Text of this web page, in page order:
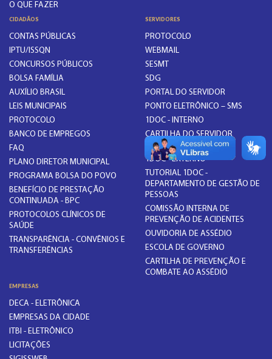
O QUE FAZER
CIDADÃOS
CONTAS PÚBLICAS
IPTU/ISSQN
CONCURSOS PÚBLICOS
BOLSA FAMÍLIA
AUXÍLIO BRASIL
LEIS MUNICIPAIS
PROTOCOLO
BANCO DE EMPREGOS
FAQ
PLANO DIRETOR MUNICIPAL
PROGRAMA BOLSA DO POVO
BENEFÍCIO DE PRESTAÇÃO
CONTINUADA - BPC
PROTOCOLOS CLÍNICOS DE
SAÚDE
TRANSPARÊNCIA - CONVÊNIOS E
TRANSFERÊNCIAS
SERVIDORES
PROTOCOLO
WEBMAIL
SESMT
SDG
PORTAL DO SERVIDOR
PONTO ELETRÔNICO – SMS
1DOC - INTERNO
CARTILHA DO SERVIDOR
PÚBLICO MUNICIPAL
1DOC - EXTERNO
TUTORIAL 1DOC -
DEPARTAMENTO DE GESTÃO DE
PESSOAS
COMISSÃO INTERNA DE
PREVENÇÃO DE ACIDENTES
OUVIDORIA DE ASSÉDIO
ESCOLA DE GOVERNO
CARTILHA DE PREVENÇÃO E
COMBATE AO ASSÉDIO
EMPRESAS
DECA - ELETRÔNICA
EMPRESAS DA CIDADE
ITBI - ELETRÔNICO
LICITAÇÕES